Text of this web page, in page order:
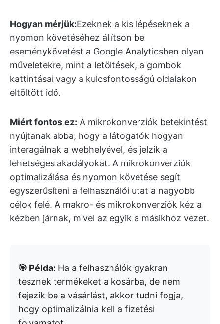
Hogyan mérjük:Ezeknek a kis lépéseknek a
nyomon követéséhez állítson be
eseménykövetést a Google Analyticsben olyan
műveletekre, mint a letöltések, a gombok
kattintásai vagy a kulcsfontosságú oldalakon
eltöltött idő.
Miért fontos ez: A mikrokonverziók betekintést
nyújtanak abba, hogy a látogatók hogyan
interagálnak a webhelyével, és jelzik a
lehetséges akadályokat. A mikrokonverziók
optimalizálása és nyomon követése segít
egyszerűsíteni a felhasználói utat a nagyobb
célok felé. A makro- és mikrokonverziók kéz a
kézben járnak, mivel az egyik a másikhoz vezet.
🎯 Példa: Ha a felhasználók gyakran
tesznek termékeket a kosárba, de nem
fejezik be a vásárlást, akkor tudni fogja,
hogy optimalizálnia kell a fizetési